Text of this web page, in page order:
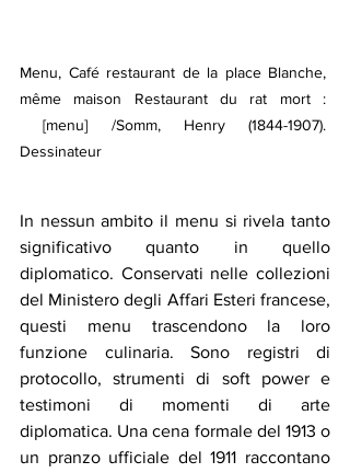
Menu, Café restaurant de la place Blanche,
même maison Restaurant du rat mort :
[menu] /Somm, Henry (1844-1907).
Dessinateur
In nessun ambito il menu si rivela tanto
significativo quanto in quello
diplomatico. Conservati nelle collezioni
del Ministero degli Affari Esteri francese,
questi menu trascendono la loro
funzione culinaria. Sono registri di
protocollo, strumenti di soft power e
testimoni di momenti di arte
diplomatica. Una cena formale del 1913 o
un pranzo ufficiale del 1911 raccontano